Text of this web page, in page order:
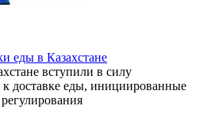
еды в Казахстане
вступили в силу
доставке еды, инициированные